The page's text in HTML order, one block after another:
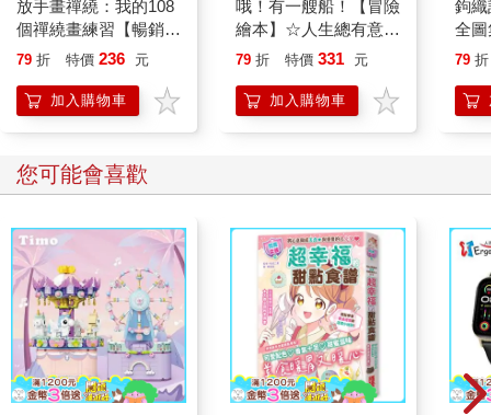
放手畫禪繞：我的108
個禪繞畫練習【暢銷紀
念版】
79 折 特價 236 元
加入購物車
哦！有一艘船！【冒險
繪本】☆人生總有意
外，那就把「意外」變
險！☆跟著小老鼠一起
揚帆出發吧！
79 折 特價 331 元
加入購物車
鉤
全圖
立
包
79 折
您可能會喜歡